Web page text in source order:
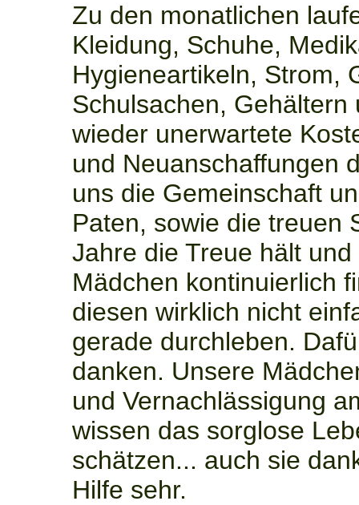
Zu den monatlichen
Kleidung, Schuhe,
Hygieneartikeln, Strom,
Schulsachen,
wieder unerwartete
und Neuanschaffungen
uns die Gemeinschaft
Paten, sowie die treuen
Jahre die Treue hält
Mädchen kontinuierlich
diesen wirklich nicht
gerade durchleben.
danken. Unsere
und Vernachlässigung
wissen das sorglose
schätzen... auch sie
Hilfe sehr.